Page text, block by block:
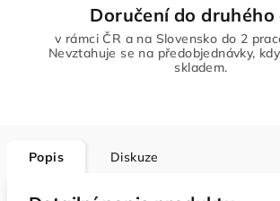
Doručení do druhého
v rámci ČR a na Slovensko do 2
Nevztahuje se na předobjednávky,
skladem.
Popis Diskuze